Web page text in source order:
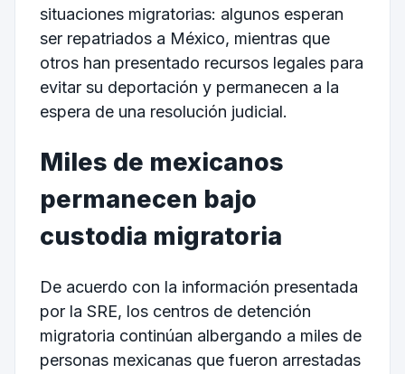
situaciones migratorias: algunos esperan
ser repatriados a México, mientras que
otros han presentado recursos legales para
evitar su deportación y permanecen a la
espera de una resolución judicial.
Miles de mexicanos
permanecen bajo
custodia migratoria
De acuerdo con la información presentada
por la SRE, los centros de detención
migratoria continúan albergando a miles de
personas mexicanas que fueron arrestadas